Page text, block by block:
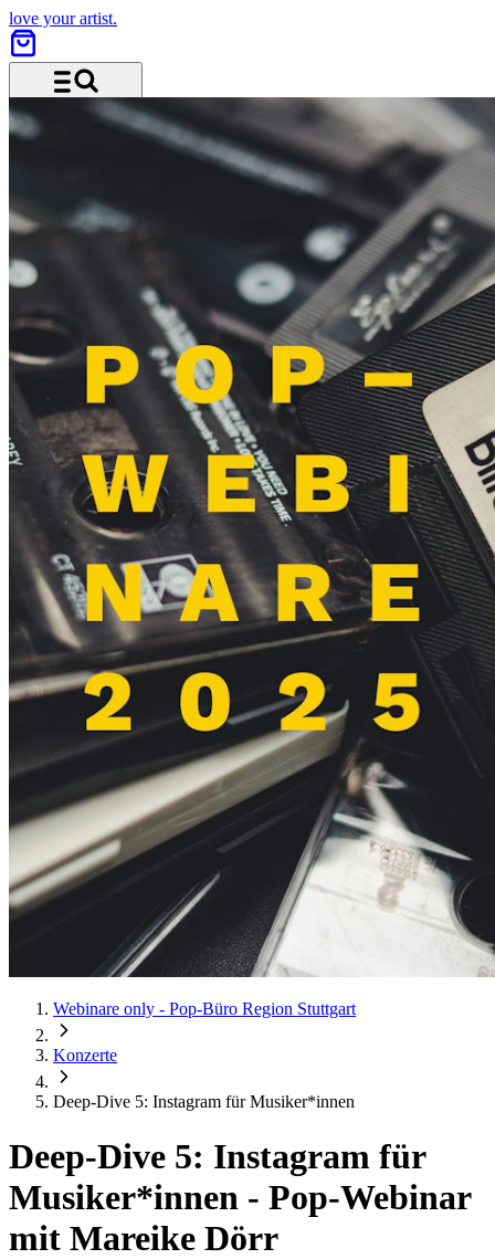
love your artist.
Menü und Suche
Webinare only - Pop-Büro Region Stuttgart
Konzerte
Deep-Dive 5: Instagram für Musiker*innen
Deep-Dive 5: Instagram für
Musiker*innen - Pop-Webinar
mit Mareike Dörr